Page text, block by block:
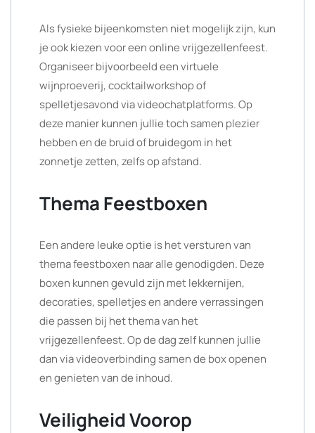
Als fysieke bijeenkomsten niet mogelijk zijn, kun
je ook kiezen voor een online vrijgezellenfeest.
Organiseer bijvoorbeeld een virtuele
wijnproeverij, cocktailworkshop of
spelletjesavond via videochatplatforms. Op
deze manier kunnen jullie toch samen plezier
hebben en de bruid of bruidegom in het
zonnetje zetten, zelfs op afstand.
Thema Feestboxen
Een andere leuke optie is het versturen van
thema feestboxen naar alle genodigden. Deze
boxen kunnen gevuld zijn met lekkernijen,
decoraties, spelletjes en andere verrassingen
die passen bij het thema van het
vrijgezellenfeest. Op de dag zelf kunnen jullie
dan via videoverbinding samen de box openen
en genieten van de inhoud.
Veiligheid Voorop